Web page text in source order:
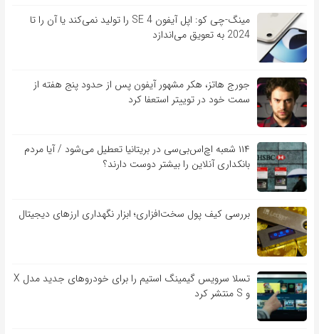
مینگ-چی کو: اپل آیفون SE 4 را تولید نمی‌کند یا آن را تا
2024 به تعویق می‌اندازد
جورج هاتز، هکر مشهور آیفون پس از حدود پنج هفته از
سمت خود در توییتر استعفا کرد
۱۱۴ شعبه اچ‌اس‌بی‌سی در بریتانیا تعطیل می‌شود / آیا مردم
بانکداری آنلاین را بیشتر دوست دارند؟
بررسی کیف‌ پول سخت‌افزاری؛ ابزار نگهداری ارزهای دیجیتال
تسلا سرویس گیمینگ استیم را برای خودروهای جدید مدل X
و S منتشر کرد